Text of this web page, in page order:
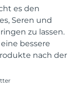
es den
Seren und
zu lassen.
bessere
nach der